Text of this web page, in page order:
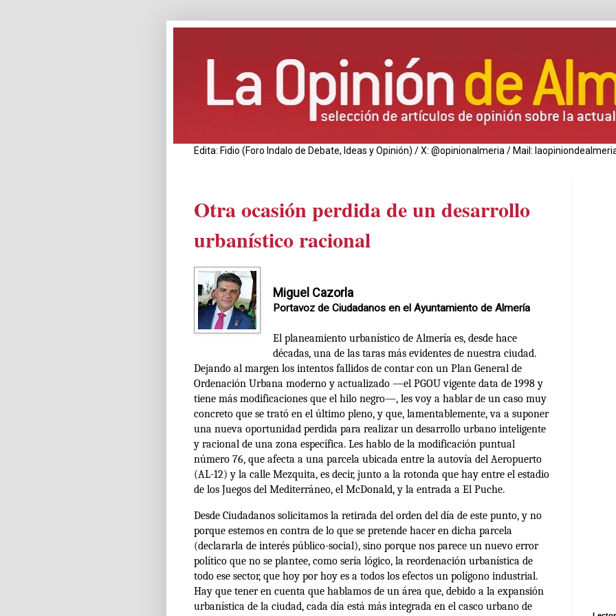
Edita: Fidio (Foro Indalo de Debate, Ideas y Opinión) / X: @opinionalmeria / Mail:
Otra ocasión perdida de un desarrollo
urbanístico racional
Miguel Cazorla
Portavoz de Ciudadanos en el Ayuntamiento de Almería
El planeamiento urbanístico de Almería es, desde hace
décadas, una de las taras más evidentes de nuestra ciudad.
Dejando al margen los intentos fallidos de contar con un Plan General de
Ordenación Urbana moderno y actualizado —el PGOU vigente data de 1998 y
tiene más modificaciones que el hilo negro—, les voy a hablar de un caso muy
concreto que se trató en el último pleno, y que, lamentablemente, va a suponer
una nueva oportunidad perdida para realizar un desarrollo urbano inteligente
y racional de una zona específica. Les hablo de la modificación puntual
número 76, que afecta a una parcela ubicada entre la autovía del Aeropuerto
(AL-12) y la calle Mezquita, es decir, junto a la rotonda que hay entre el estadio
de los Juegos del Mediterráneo, el McDonald, y la entrada a El Puche.
Desde Ciudadanos solicitamos la retirada del orden del día de este punto, y no
porque estemos en contra de lo que se pretende hacer en dicha parcela
(declararla de interés público-social), sino porque nos parece un nuevo error
político que no se plantee, como sería lógico, la reordenación urbanística de
todo ese sector, que hoy por hoy es a todos los efectos un polígono industrial.
Hay que tener en cuenta que hablamos de un área que, debido a la expansión
urbanística de la ciudad, cada día está más integrada en el casco urbano de